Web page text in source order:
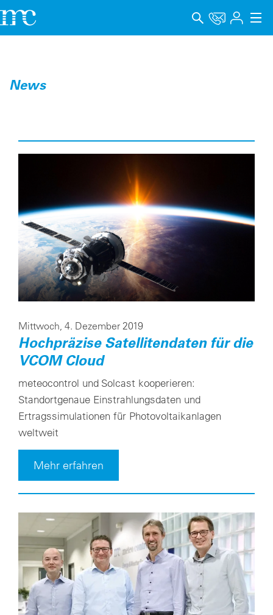
Produkte
Impressum
Datenschutz
Hinweisgebersystem
Cookie-Einstellungen
News
Mittwoch, 4. Dezember 2019
Hochpräzise Satellitendaten für die
VCOM Cloud
meteocontrol und Solcast kooperieren:
Standortgenaue Einstrahlungsdaten und
Ertragssimulationen für Photovoltaikanlagen
weltweit
Mehr erfahren